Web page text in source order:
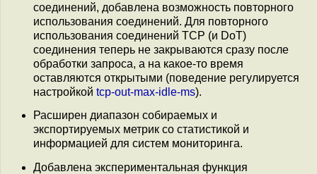
соединений, добавлена возможность повторного
использования соединений. Для повторного
использования соединений TCP (и DoT)
соединения теперь не закрываются сразу после
обработки запроса, а на какое-то время
оставляются открытыми (поведение регулируется
настройкой tcp-out-max-idle-ms).
Расширен диапазон собираемых и
экспортируемых метрик со статистикой и
информацией для систем мониторинга.
Добавлена экспериментальная функция